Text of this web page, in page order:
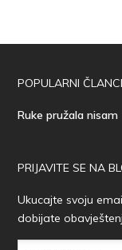
POPULARNI ČLANCI
Ruke pružala nisam
PRIJAVITE SE NA
Ukucajte svoju
dobijate